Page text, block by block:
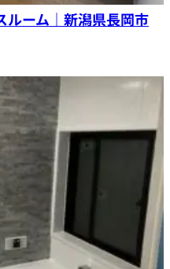
ルーム｜新潟県長岡市